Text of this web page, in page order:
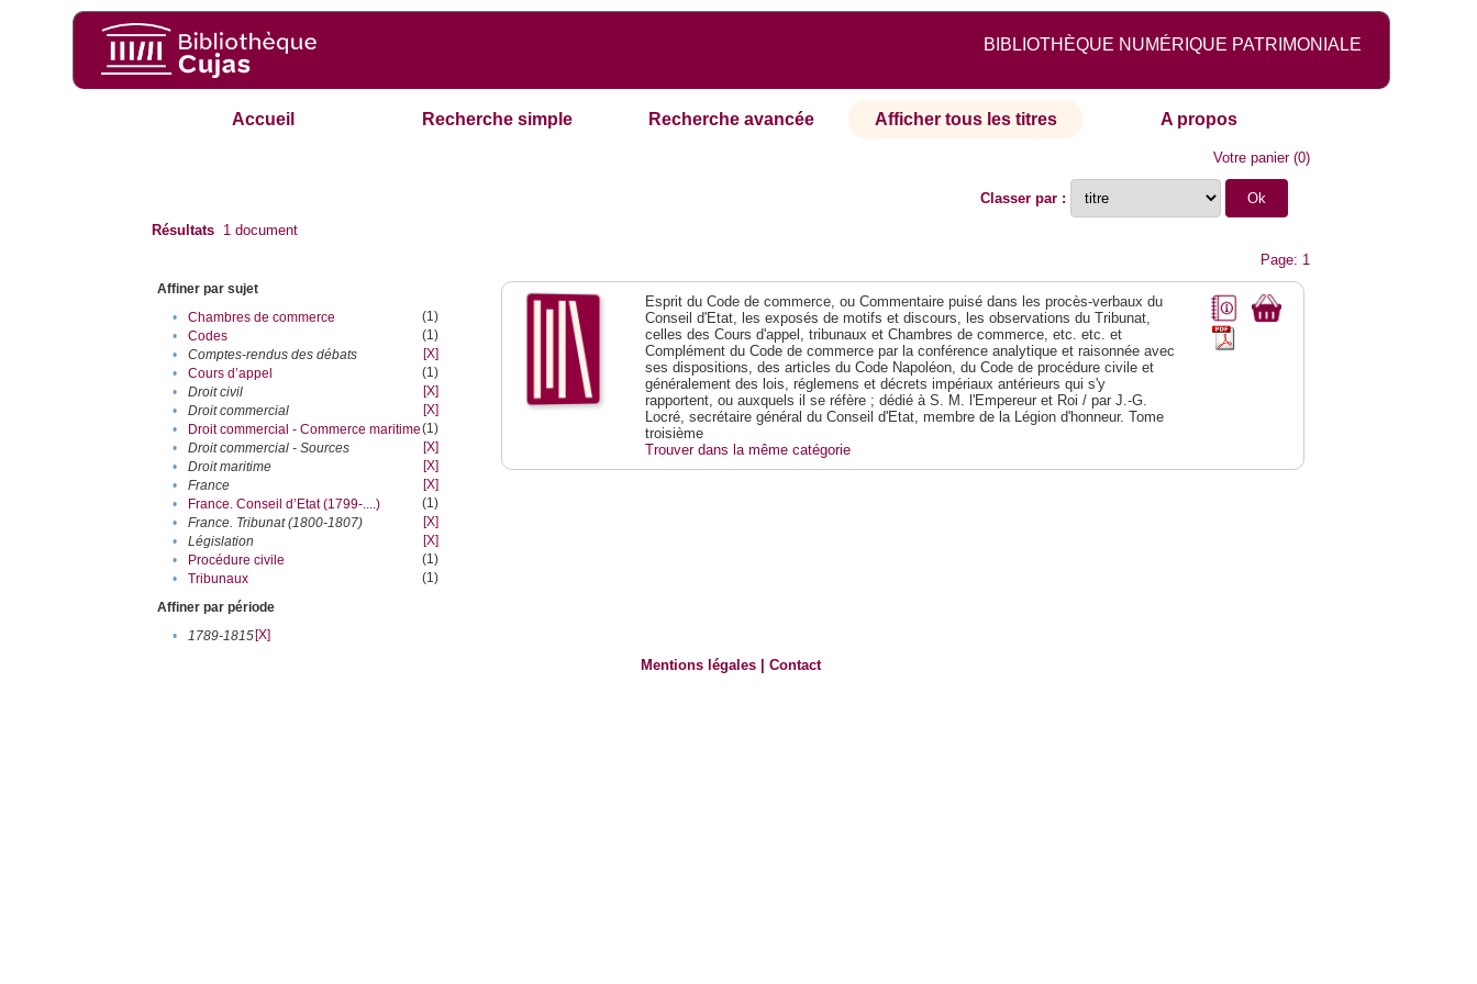
BIBLIOTHÈQUE NUMÉRIQUE PATRIMONIALE
Accueil Recherche simple Recherche avancée Afficher tous les titres A propos
Votre panier(0)
Classer par :
Résultats 1 document
Page: 1
Affiner par sujet
•
Chambres de commerce
(1)
•
Codes
(1)
•
Comptes-rendus des débats
[X]
•
Cours d’appel
(1)
•
Droit civil
[X]
•
Droit commercial
[X]
•
Droit commercial - Commerce maritime(1)
•
Droit commercial - Sources
[X]
•
Droit maritime
[X]
•
France
[X]
•
France. Conseil d’Etat (1799-....)
(1)
•
France. Tribunat (1800-1807)
[X]
•
Législation
[X]
•
Procédure civile
(1)
•
Tribunaux
(1)
Affiner par période
•
1789-1815[X]
Esprit du Code de commerce, ou Commentaire puisé dans les procès-verbaux du
Conseil d'Etat, les exposés de motifs et discours, les observations du Tribunat,
celles des Cours d'appel, tribunaux et Chambres de commerce, etc. etc. et
Complément du Code de commerce par la conférence analytique et raisonnée avec
ses dispositions, des articles du Code Napoléon, du Code de procédure civile et
généralement des lois, réglemens et décrets impériaux antérieurs qui s'y
rapportent, ou auxquels il se réfère ; dédié à S. M. l'Empereur et Roi / par J.-G.
Locré, secrétaire général du Conseil d'Etat, membre de la Légion d'honneur. Tome
troisième
Trouver dans la même catégorie
Mentions légales |Contact